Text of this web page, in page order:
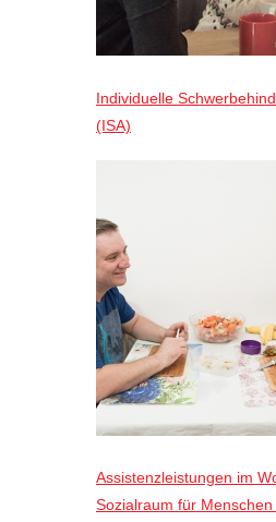
Individuelle
(ISA)
Assistenzleistungen im
Sozialraum für